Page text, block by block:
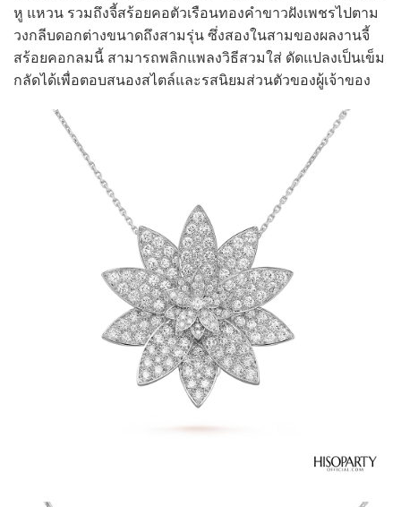
หู แหวน รวมถึงจี้สร้อยคอตัวเรือนทองคำขาวฝังเพชรไปตาม
วงกลีบดอกต่างขนาดถึงสามรุ่น ซึ่งสองในสามของผลงานจี้
สร้อยคอกลมนี้ สามารถพลิกแพลงวิธีสวมใส่ ดัดแปลงเป็นเข็ม
กลัดได้เพื่อตอบสนองสไตล์และรสนิยมส่วนตัวของผู้เจ้าของ